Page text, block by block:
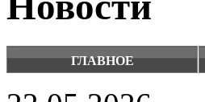
ГЛАВНОЕ